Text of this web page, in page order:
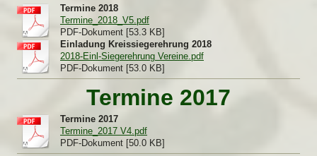
Termine 2018
Termine_2018­_V5.pdf
PDF-Dokument [53.3 KB]
Einladung Kreissiegerehrung 2018
2018-Einl-Siegerehrung Vereine.pdf
PDF-Dokument [53.0 KB]
Termine 2017
Termine 2017
Termine_2017 V4.pdf
PDF-Dokument [50.0 KB]